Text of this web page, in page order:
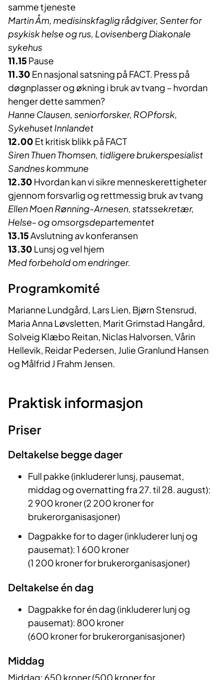
samme tjeneste
Martin Åm, medisinskfaglig rådgiver, Senter for
psykisk helse og rus, Lovisenberg Diakonale
sykehus
11.15Pause
11.30 En nasjonal satsning på FACT. Press på
døgnplasser og økning i bruk av tvang – hvordan
henger dette sammen?
Hanne Clausen, seniorforsker, ROPforsk,
Sykehuset Innlandet
12.00 Et kritisk blikk på FACT
Siren Thuen Thomsen, tidligere brukerspesialist
Sandnes kommune
12.30 Hvordan kan vi sikre menneskerettigheter
gjennom forsvarlig og rettmessig bruk av tvang
Ellen Moen Rønning-Arnesen, statssekretær,
Helse- og omsorgsdepartementet
13.15Avslutning av konferansen
13.30 Lunsj og vel hjem
Med forbehold om endringer.
Programkomité
Marianne Lundgård, Lars Lien, Bjørn Stensrud,
Maria Anna Løvsletten, Marit Grimstad Hangård,
Solveig Klæbo Reitan, Niclas Halvorsen, Vårin
Hellevik, Reidar Pedersen, Julie Granlund Hansen
og Målfrid J Frahm Jensen.
Praktisk informasjon
Priser
Deltakelse begge dager
Full pakke (inkluderer lunsj, pausemat,
middag og overnatting fra 27. til 28. august):
2 900 kroner (2 200 kroner for
brukerorganisasjoner)
Dagpakke for to dager (inkluderer lunj og
pausemat): 1 600 kroner
(1 200 kroner for brukerorganisasjoner)
Deltakelse én dag
Dagpakke for én dag (inkluderer lunj og
pausemat): 800 kroner
(600 kroner for brukerorganisasjoner)
Middag
Middag: 650 kroner (500 kroner for